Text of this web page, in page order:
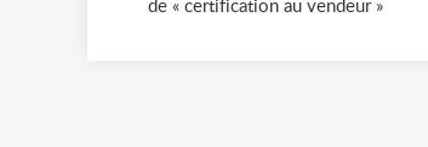
de « certification au vendeur »